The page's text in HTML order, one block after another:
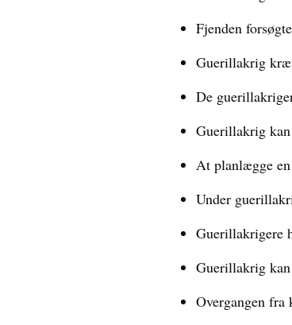
Fjenden
Guerillakrig
De
Guerillakrig kan
At planlægge
Under
Guerillakrigere
Guerillakrig
Overgangen